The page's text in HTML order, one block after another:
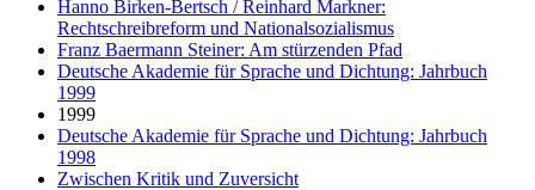
Hanno Birken-Bertsch / Reinhard Markner:
Rechtschreibreform und Nationalsozialismus
Franz Baermann Steiner: Am stürzenden Pfad
Deutsche Akademie für Sprache und Dichtung: Jahrbuch
1999
1999
Deutsche Akademie für Sprache und Dichtung: Jahrbuch
1998
Zwischen Kritik und Zuversicht